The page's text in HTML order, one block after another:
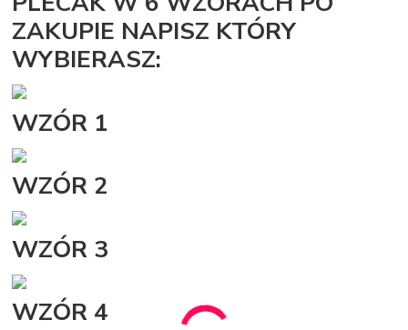
ZAKUPIE NAPISZ KTÓRY
WYBIERASZ:
WZÓR 1
WZÓR 2
WZÓR 3
WZÓR 4